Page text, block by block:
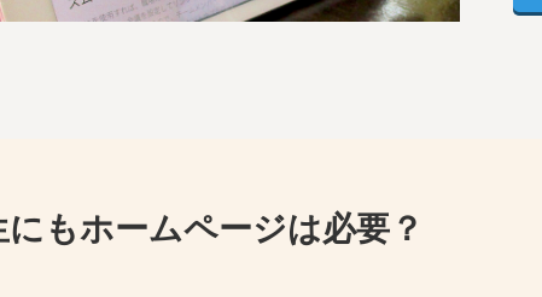
にもホームページは必要？